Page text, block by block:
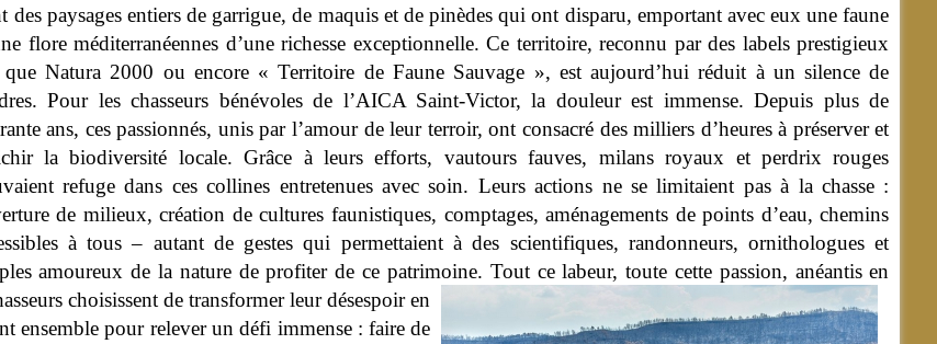
paysages entiers de garrigue, de maquis et de pinèdes qui ont disparu, emportant avec eux une faune
flore méditerranéennes d’une richesse exceptionnelle.Ce territoire, reconnu par des labels prestigieux
que Natura 2000 ou encore « Territoire de Faune Sauvage », est aujourd’hui réduit à un silence de
Pour les chasseurs bénévoles de l’AICA Saint-Victor, la douleur est immense. Depuis plus de
ans, ces passionnés, unis par l’amour de leur terroir, ont consacré des milliers d’heures à préserver et
la biodiversité locale. Grâce à leurs efforts, vautours fauves, milans royaux et perdrix rouges
refuge dans ces collines entretenues avec soin. Leurs actions ne se limitaient pas à la chasse :
de milieux, création de cultures faunistiques, comptages, aménagements de points d’eau, chemins
à tous – autant de gestes qui permettaient à des scientifiques, randonneurs, ornithologues et
amoureux de la nature de profiter de ce patrimoine. Tout ce labeur, toute cette passion, anéantis en
choisissent de transformer leur désespoir en
ensemble pour relever un défi immense : faire de